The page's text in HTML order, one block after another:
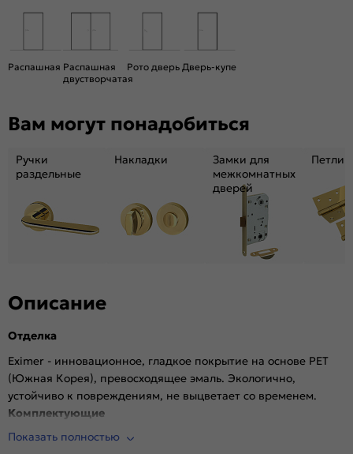
Конструкция двери:
Вес, кг:
Тип коробки:
INVISIBLE
Алюминиевая черная матовая
Поверхность:
Гладкая, матовая
Возможность покраски:
Нет
Степень влагостойкости:
Фрезеровка под замок:
Фрезеровка под петли:
Да (2 скрытые петли AGB)
Износостойкость:
Пропускает свет:
Подходит под двухстворчатый проём:
Гарантия (лет):
Распашная Распашная
двустворчатая
Рото дверь Дверь-купе
Вам могут понадобиться
Ручки
раздельные
Накладки
Замки для
межкомнатных
дверей
Петли
Описание
Отделка
Eximer - инновационное, гладкое покрытие на основе PET
(Южная Корея), превосходящее эмаль. Экологично,
устойчиво к повреждениям, не выцветает со временем.
Комплектующие
Врезана магнитная защелка AGB, выполнена фрезеровка
Показать полностью